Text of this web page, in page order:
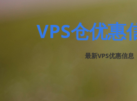
VPS仓优惠
最新VPS优惠信息